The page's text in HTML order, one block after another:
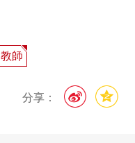
教師
分享：